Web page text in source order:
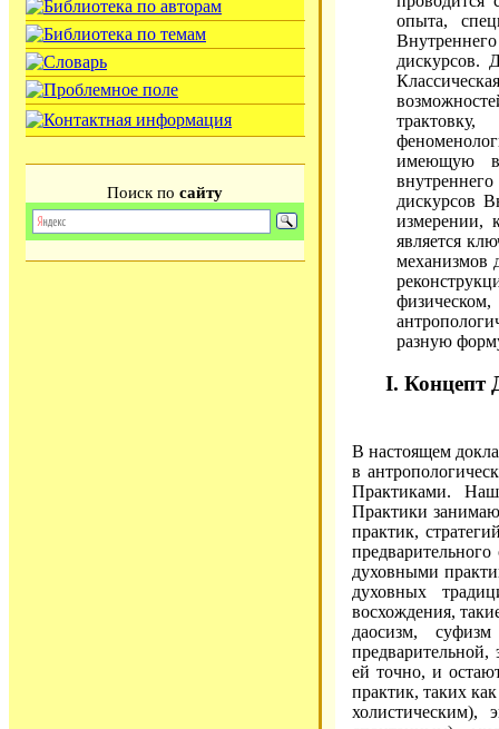
Поиск по сайту
опыта,
дискурсов.
имеющую в
дискурсов
измерении,
является
механизмов
разную
I. Концепт
В настоящем
в
Практиками.
Практики
практик,
духовными
духовных
восхождения,
даосизм,
ей точно, и
практик, таких
холистическим),